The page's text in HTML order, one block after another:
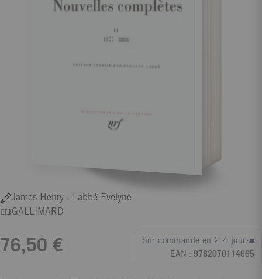
James Henry ; Labbé Evelyne
GALLIMARD
76,50 €
Sur commande en 2-4 jours
EAN : 9782070114665